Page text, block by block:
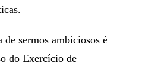
sermos ambiciosos é
do Exercício de